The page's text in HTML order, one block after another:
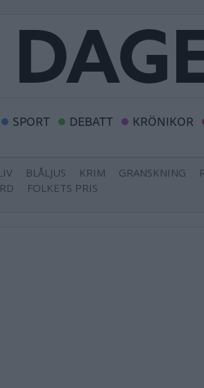
SPORT DEBATT KRÖNIKOR
BLÅLJUS KRIM GRANSKNING
FOLKETS PRIS